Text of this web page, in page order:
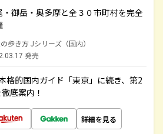
・御岳・奥多摩と全３０市町村を完全
歩き方 Jシリーズ（国内）
発売
格的国内ガイド「東京」に続き、第2
底案内！
詳細を見る